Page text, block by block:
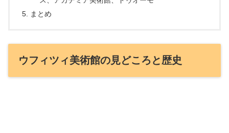
まとめ
ウフィツィ美術館の見どころと歴史